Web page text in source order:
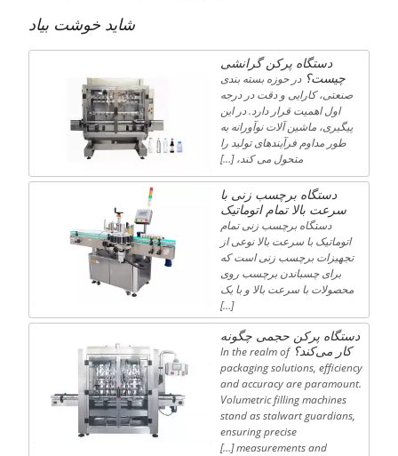
شاید خوشت بیاد
دستگاه پرکن گرانشی
چیست؟ در حوزه بسته بندی
صنعتی، کارایی و دقت در درجه
اول اهمیت قرار دارد. در این
پیگیری، ماشین آلات نوآورانه به
طور مداوم فرآیندهای تولید را
متحول می کند، […]
دستگاه برچسب زنی با
سرعت بالا تمام اتوماتیک
دستگاه برچسب زنی تمام
اتوماتیک با سرعت بالا نوعی از
تجهیزات برچسب زنی است که
برای چسباندن برچسب روی
محصولات با سرعت بالا و با یک
[…]
دستگاه پرکن حجمی چگونه
کار می‌کند؟ In the realm of
packaging solutions, efficiency
and accuracy are paramount.
Volumetric filling machines
stand as stalwart guardians,
ensuring precise
measurements and […]